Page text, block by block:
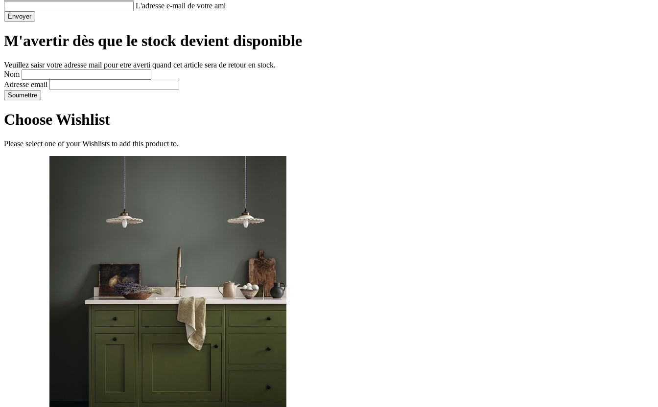
L'adresse e-mail de votre ami
M'avertir dès que le stock devient disponible
Veuillez saisr votre adresse mail pour etre averti quand cet article sera de retour en stock.
Nom
Adresse email
Choose Wishlist
Please select one of your Wishlists to add this product to.